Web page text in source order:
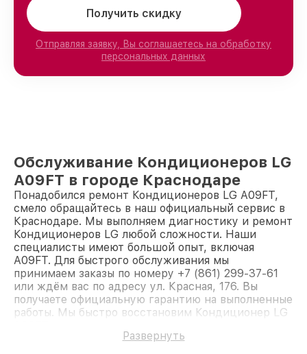
Получить скидку
Отправляя заявку, Вы соглашаетесь на обработку
персональных данных
Обслуживание Кондиционеров LG
A09FT в городе Краснодаре
Понадобился ремонт Кондиционеров LG A09FT,
смело обращайтесь в наш официальный сервис в
Краснодаре. Мы выполняем диагностику и ремонт
Кондиционеров LG любой сложности. Наши
специалисты имеют большой опыт, включая
A09FT. Для быстрого обслуживания мы
принимаем заказы по номеру +7 (861) 299-37-61
или ждём вас по адресу ул. Красная, 176. Вы
получаете официальную гарантию на выполненные
работы. Мы быстро восстановим Кондиционер LG
Развернуть